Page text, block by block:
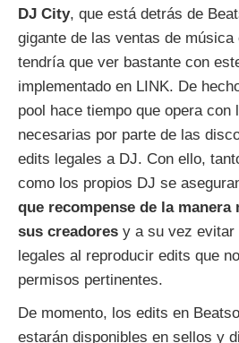
DJ City, que está detrás de
gigante de las ventas de
tendría que ver bastante con
implementado en LINK. De
pool hace tiempo que opera con
necesarias por parte de las
edits legales a DJ. Con ello,
como los propios DJ se
que recompense de la
sus creadores y a su vez evitar
legales al reproducir edits que
permisos pertinentes.
De momento, los edits en
estarán disponibles en sellos y